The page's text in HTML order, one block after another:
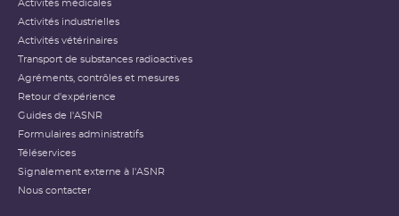
Activités médicales
Activités industrielles
Activités vétérinaires
Transport de substances radioactives
Agréments, contrôles et mesures
Retour d'expérience
Guides de l'ASNR
Formulaires administratifs
Téléservices
Signalement externe à l'ASNR
Nous contacter